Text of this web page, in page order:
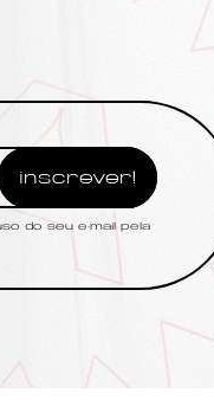
do seu e-mail pela